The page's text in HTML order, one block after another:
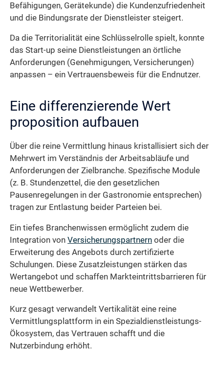
Befähigungen, Gerätekunde) die Kundenzufriedenheit
und die Bindungsrate der Dienstleister steigert.
Da die Territorialität eine Schlüsselrolle spielt, konnte
das Start-up seine Dienstleistungen an örtliche
Anforderungen (Genehmigungen, Versicherungen)
anpassen – ein Vertrauensbeweis für die Endnutzer.
Eine differenzierende Wert
proposition aufbauen
Über die reine Vermittlung hinaus kristallisiert sich der
Mehrwert im Verständnis der Arbeitsabläufe und
Anforderungen der Zielbranche. Spezifische Module
(z. B. Stundenzettel, die den gesetzlichen
Pausenregelungen in der Gastronomie entsprechen)
tragen zur Entlastung beider Parteien bei.
Ein tiefes Branchenwissen ermöglicht zudem die
Integration von Versicherungspartnern oder die
Erweiterung des Angebots durch zertifizierte
Schulungen. Diese Zusatzleistungen stärken das
Wertangebot und schaffen Markteintrittsbarrieren für
neue Wettbewerber.
Kurz gesagt verwandelt Vertikalität eine reine
Vermittlungsplattform in ein Spezialdienstleistungs-
Ökosystem, das Vertrauen schafft und die
Nutzerbindung erhöht.